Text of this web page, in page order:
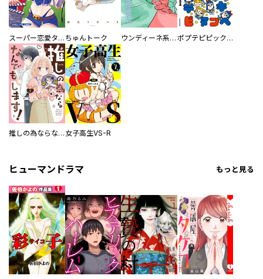
スーパー恋愛タイム！～現場でドＳな彼女は自宅でデレる～ ちゅんトーク ウンディーネ系彼氏 ポプテピピック SEASON EIGHT
推しの為ならなんでもします！ 女子高生VS-R
ヒューマンドラマ もっと見る